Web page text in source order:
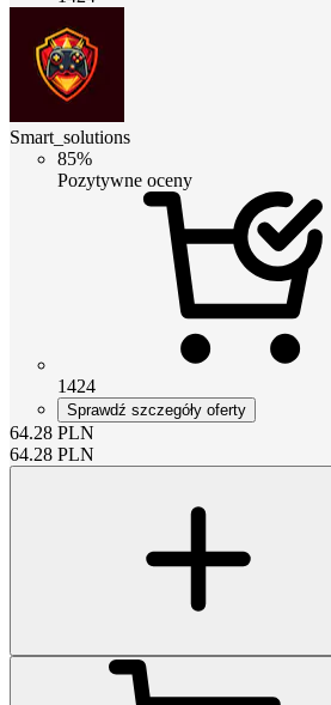
Smart_solutions
85%
Pozytywne oceny
1424
Sprawdź szczegóły oferty
64.28 PLN
64.28 PLN